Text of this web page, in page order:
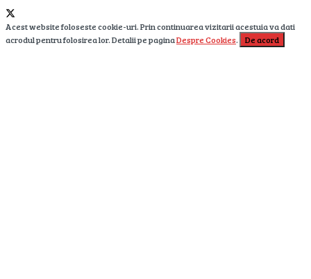
Acest website foloseste cookie-uri. Prin continuarea vizitarii acestuia va dati
acrodul pentru folosirea lor. Detalii pe paginaDespre Cookies. De acord